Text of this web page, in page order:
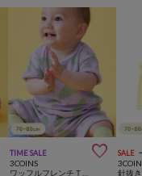
TIME SALE 
3COINS
SALE